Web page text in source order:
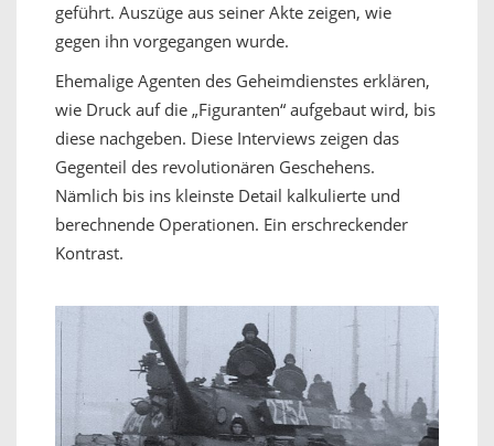
geführt. Auszüge aus seiner Akte zeigen, wie
gegen ihn vorgegangen wurde.
Ehemalige Agenten des Geheimdienstes erklären,
wie Druck auf die „Figuranten“ aufgebaut wird, bis
diese nachgeben. Diese Interviews zeigen das
Gegenteil des revolutionären Geschehens.
Nämlich bis ins kleinste Detail kalkulierte und
berechnende Operationen. Ein erschreckender
Kontrast.